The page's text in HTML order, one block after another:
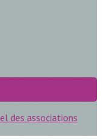
des associations